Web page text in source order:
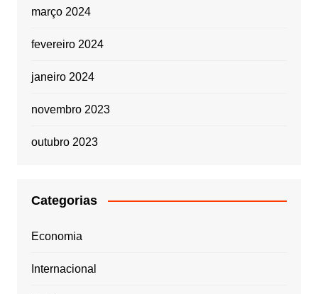
março 2024
fevereiro 2024
janeiro 2024
novembro 2023
outubro 2023
Categorias
Economia
Internacional